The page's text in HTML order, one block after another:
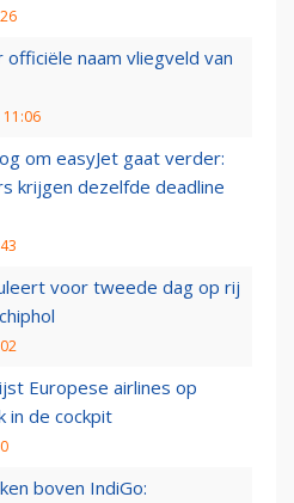
officiële naam vliegveld van
11:06
om easyJet gaat verder:
krijgen dezelfde deadline
voor tweede dag op rij
Europese airlines op
in de cockpit
boven IndiGo: